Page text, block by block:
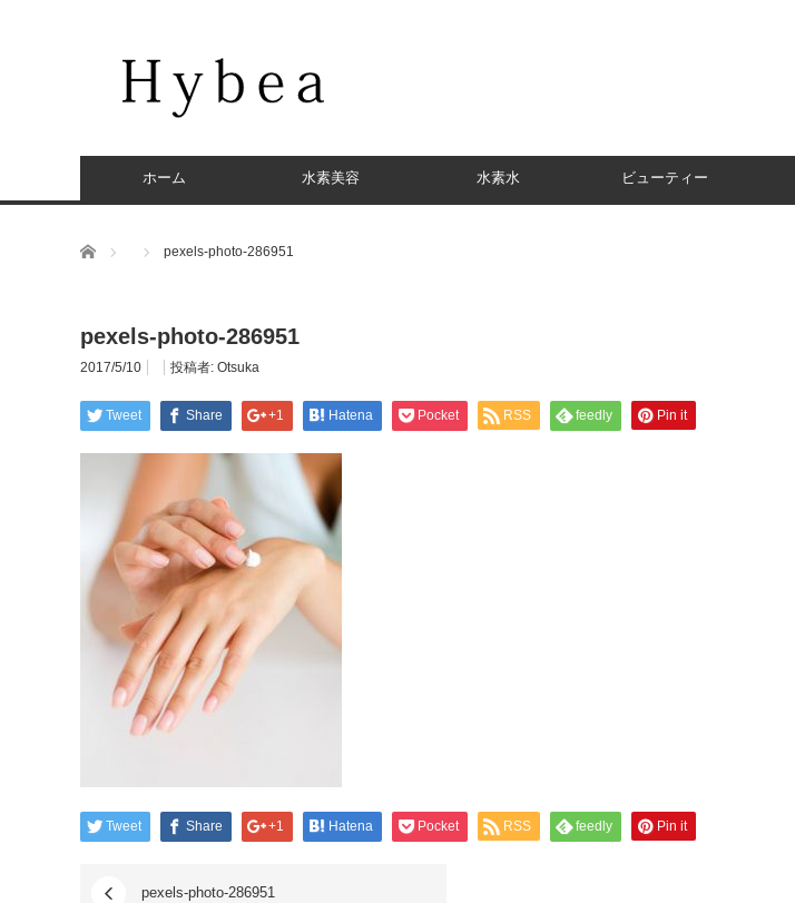
ホーム 水素美容 水素水 ビューティー
ホーム pexels-photo-286951
pexels-photo-286951
2017/5/10 投稿者: Otsuka
Tweet Share +1 Hatena Pocket RSS feedly Pin it
Tweet Share +1 Hatena Pocket RSS feedly Pin it
pexels-photo-286951